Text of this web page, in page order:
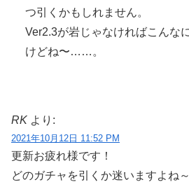
つ引くかもしれません。
Ver2.3が岩じゃなければこんな
けどね〜……。
RK より:
2021年10月12日 11:52 PM
更新お疲れ様です！
どのガチャを引くか迷いますよね